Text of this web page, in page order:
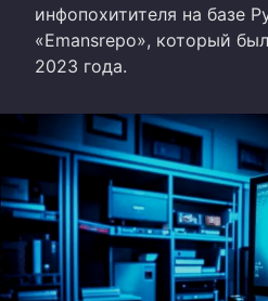
инфопохитителя на базе
«Emansrepo», который
2023 года.